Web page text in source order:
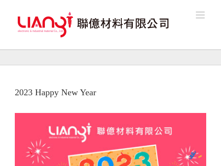
content
2023 Happy New Year